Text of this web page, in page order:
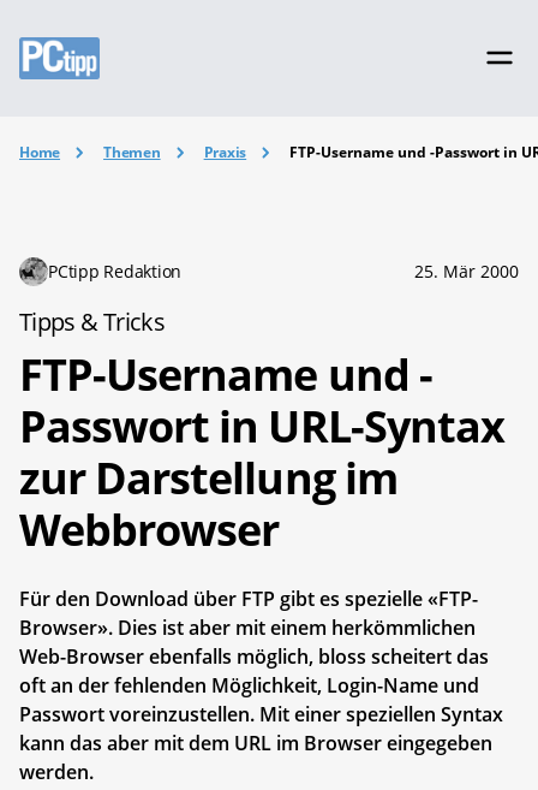
Home Themen Praxis FTP-Username und -Passwort in
PCtipp Redaktion 25. Mär 2000
Tipps & Tricks
FTP-Username und -
Passwort in URL-Syntax
zur Darstellung im
Webbrowser
Für den Download über FTP gibt es spezielle «FTP-
Browser». Dies ist aber mit einem herkömmlichen
Web-Browser ebenfalls möglich, bloss scheitert das
oft an der fehlenden Möglichkeit, Login-Name und
Passwort voreinzustellen. Mit einer speziellen Syntax
kann das aber mit dem URL im Browser eingegeben
werden.